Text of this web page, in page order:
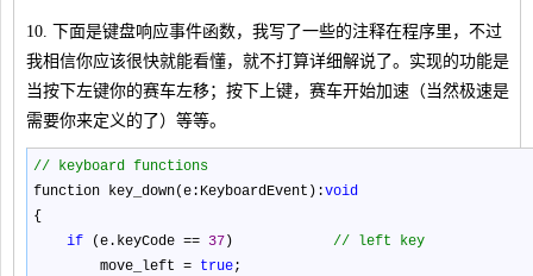
10. 下面是键盘响应事件函数，我写了一些的注释在程序里，不过
我相信你应该很快就能看懂，就不打算详细解说了。实现的功能是
当按下左键你的赛车左移；按下上键，赛车开始加速（当然极速是
需要你来定义的了）等等。
// keyboard functions
function key_down(e:KeyboardEvent):void
{
if (e.keyCode == 37 ) // left key
move_left = true;